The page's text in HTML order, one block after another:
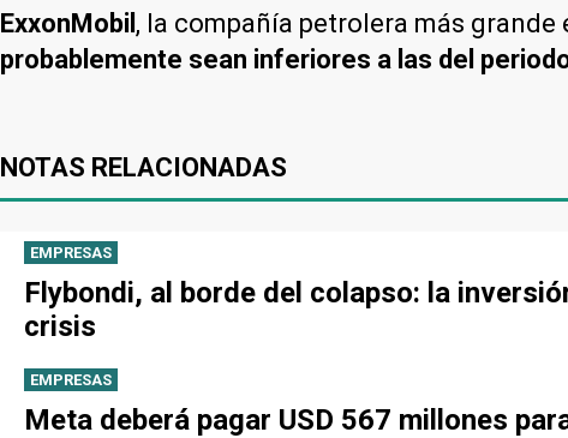
ExxonMobil , la compañía petrolera más
probablemente sean inferiores a las del
NOTAS RELACIONADAS
EMPRESAS
Flybondi, al borde del colapso: la
crisis
EMPRESAS
Meta deberá pagar USD 567 millones